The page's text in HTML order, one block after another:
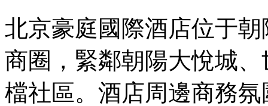
北京豪庭國際酒店位于
商圈，緊鄰朝陽大悅城
檔社區。酒店周邊商務